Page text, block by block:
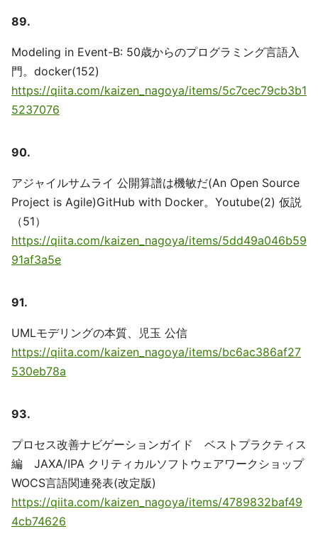
89.
Modeling in Event-B: 50歳からのプログラミング言語入
門。docker(152)
https://qiita.com/kaizen_nagoya/items/5c7cec79cb3b1
5237076
90.
アジャイルサムライ 公開算譜は機敏だ(An Open Source
Project is Agile)GitHub with Docker。Youtube(2) 仮説
（51）
https://qiita.com/kaizen_nagoya/items/5dd49a046b59
91af3a5e
91.
UMLモデリングの本質、児玉 公信
https://qiita.com/kaizen_nagoya/items/bc6ac386af27
530eb78a
93.
プロセス改善ナビゲーションガイド ベストプラクティス
編 JAXA/IPA クリティカルソフトウェアワークショップ
WOCS言語関連発表(改定版)
https://qiita.com/kaizen_nagoya/items/4789832baf49
4cb74626